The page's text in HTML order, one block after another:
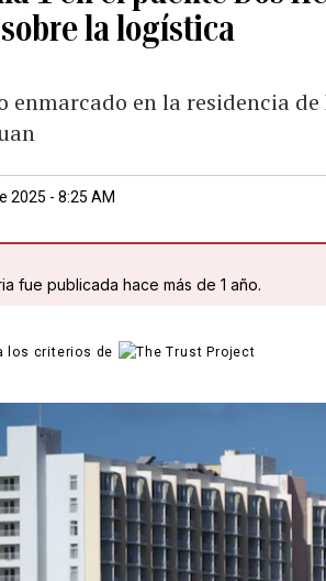
la logística
enmarcado en la residencia
2025 - 8:25 AM
fue publicada hace más de 1 año.
los criterios de